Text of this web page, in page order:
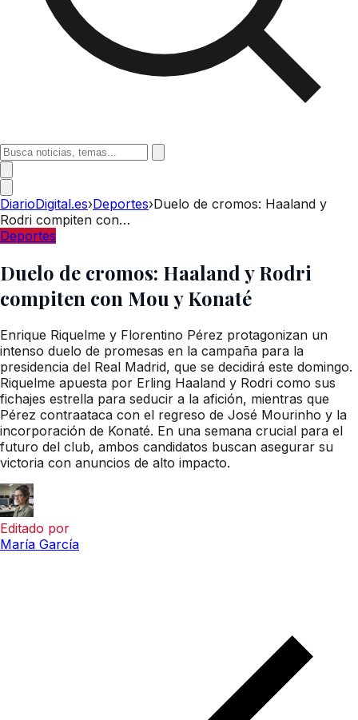
DiarioDigital.es›Deportes›Duelo de cromos: Haaland y
Rodri compiten con…
Deportes
Duelo de cromos: Haaland y Rodri
compiten con Mou y Konaté
Enrique Riquelme y Florentino Pérez protagonizan un
intenso duelo de promesas en la campaña para la
presidencia del Real Madrid, que se decidirá este domingo.
Riquelme apuesta por Erling Haaland y Rodri como sus
fichajes estrella para seducir a la afición, mientras que
Pérez contraataca con el regreso de José Mourinho y la
incorporación de Konaté. En una semana crucial para el
futuro del club, ambos candidatos buscan asegurar su
victoria con anuncios de alto impacto.
Editado por
María García